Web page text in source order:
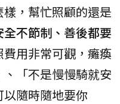
樣，幫忙照顧的還是
不節制、善後都要
費用非常可觀，癱瘓
「不是慢慢騎就安
隨時隨地要你